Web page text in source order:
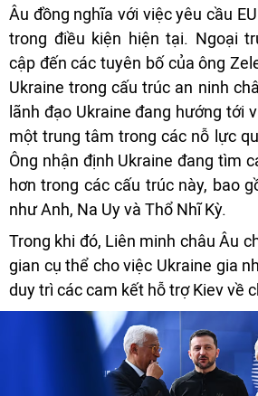
Âu đồng nghĩa với việc yêu cầu
trong điều kiện hiện tại. Ngoại
cập đến các tuyên bố của ông
Ukraine trong cấu trúc an ninh
lãnh đạo Ukraine đang hướng tới
một trung tâm trong các nỗ lực
Ông nhận định Ukraine đang tìm
hơn trong các cấu trúc này, bao
như Anh, Na Uy và Thổ Nhĩ Kỳ.
Trong khi đó, Liên minh châu Âu
gian cụ thể cho việc Ukraine gia
duy trì các cam kết hỗ trợ Kiev về